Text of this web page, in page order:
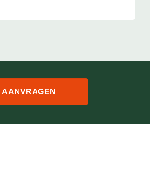
AANVRAGEN